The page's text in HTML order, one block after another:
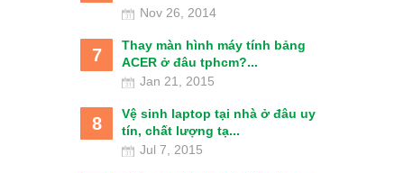
Nov 26, 2014
7
Thay màn hình máy tính bảng
ACER ở đâu tphcm?...
Jan 21, 2015
8
Vệ sinh laptop tại nhà ở đâu uy
tín, chất lượng tạ...
Jul 7, 2015